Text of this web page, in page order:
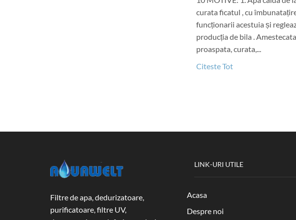
curata ficatul , cu
funcționarii acestuia și
producția de bila .
proaspata, curata,...
Citeste Tot
Filtre de apa, dedurizatoare,
purificatoare, filtre UV,
LINK-URI UTILE
Acasa
Despre noi